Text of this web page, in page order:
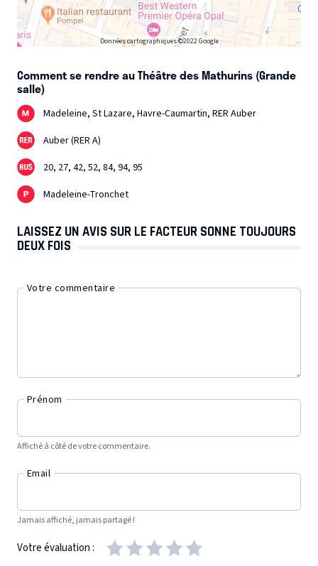
Données cartographiques ©2022 Google
Comment se rendre au Théâtre des Mathurins (Grande
salle)
Madeleine, St Lazare, Havre-Caumartin, RER Auber
Auber (RER A)
20, 27, 42, 52, 84, 94, 95
Madeleine-Tronchet
LAISSEZ UN AVIS SUR LE FACTEUR SONNE TOUJOURS
DEUX FOIS
Votre commentaire
Prénom
Affiché à côté de votre commentaire.
Email
Jamais affiché, jamais partagé !
Votre évaluation :